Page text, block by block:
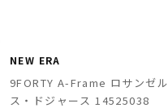
NEW ERA
9FORTY A-Frame ロサンゼル
ス・ドジャース 14525038